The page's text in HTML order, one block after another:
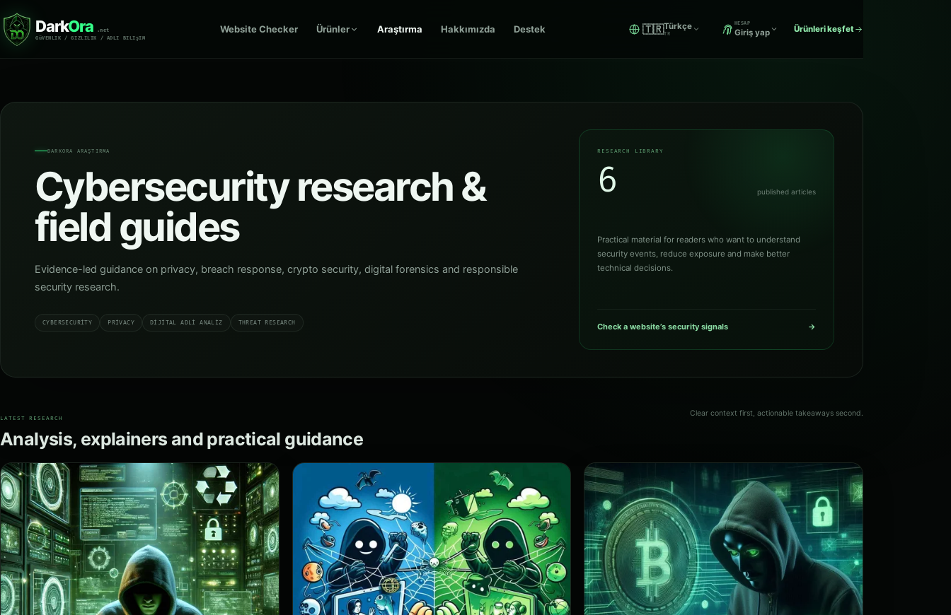
DarkOra
.net
GüVENLIK / GIZLILIK / ADLI BILIşIM
Website Checker Ürünler Araştırma Hakkımızda Destek 🇹🇷Türkçe
TR
HESAP
Giriş yap Ürünleri keşfet
DARKORA ARAŞTIRMA
Cybersecurity research &
field guides
Evidence-led guidance on privacy, breach response, crypto security, digital forensics and responsible
security research.
CYBERSECURITY PRIVACY DIJITAL ADLI ANALIZ THREAT RESEARCH
RESEARCH LIBRARY
6 published articles
Practical material for readers who want to understand
security events, reduce exposure and make better
technical decisions.
Check a website’s security signals →
LATEST RESEARCH
Analysis, explainers and practical guidance
Clear context first, actionable takeaways second.